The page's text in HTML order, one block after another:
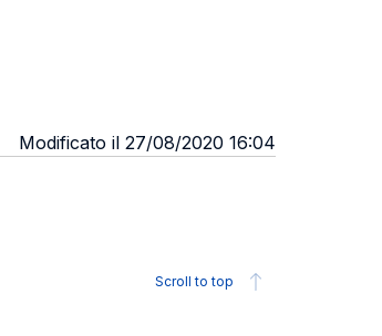
Modificato il 27/08/2020 16:04
Scroll to top